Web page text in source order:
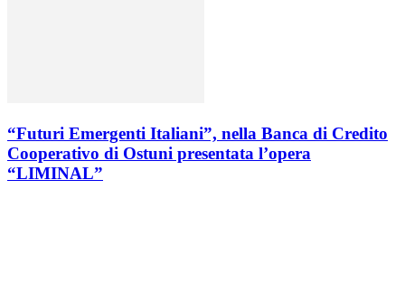
“Futuri Emergenti Italiani”, nella Banca di Credito
Cooperativo di Ostuni presentata l’opera
“LIMINAL”